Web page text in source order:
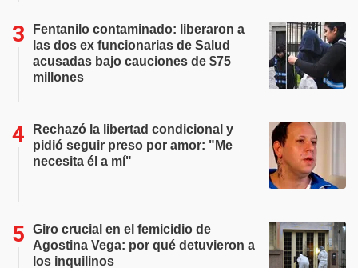
Fentanilo contaminado: liberaron a
las dos ex funcionarias de Salud
acusadas bajo cauciones de $75
millones
Rechazó la libertad condicional y
pidió seguir preso por amor: "Me
necesita él a mí"
Giro crucial en el femicidio de
Agostina Vega: por qué detuvieron a
los inquilinos